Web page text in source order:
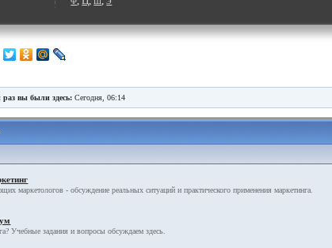
раз вы были здесь: Сегодня, 06:14
маркетологов - обсуждение реальных ситуаций и практического применения маркетинга.
Учебные задания и вопросы обсуждаем здесь.